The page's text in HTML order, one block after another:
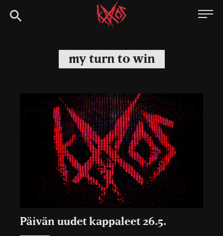
Siirry
suoraan
Kaaoszine
my turn to win
Päivän uudet kappaleet 26.5.